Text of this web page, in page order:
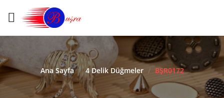
Ana Sayfa / 4 Delik Düğmeler / BŞR0172